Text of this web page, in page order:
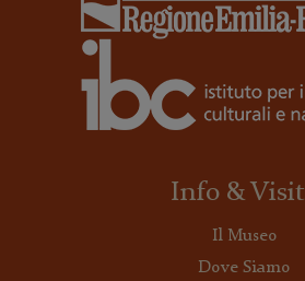
Info &
Il Museo
Dove Siamo